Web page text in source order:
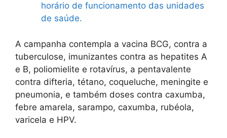
horário de funcionamento das unidades
de saúde.
A campanha contempla a vacina BCG, contra a
tuberculose, imunizantes contra as hepatites A
e B, poliomielite e rotavírus, a pentavalente
contra difteria, tétano, coqueluche, meningite e
pneumonia, e também doses contra caxumba,
febre amarela, sarampo, caxumba, rubéola,
varicela e HPV.